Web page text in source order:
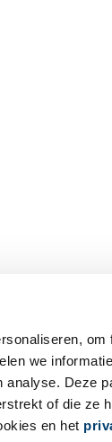
we
Deze
of die ze
en het